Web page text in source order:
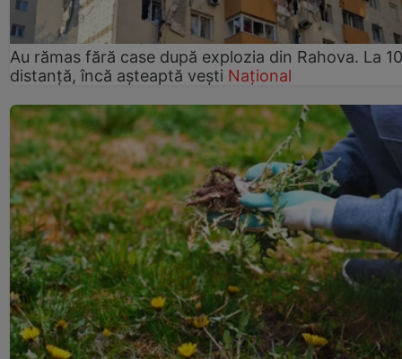
Au rămas fără case după explozia din Rahova. La
distanță, încă așteaptă vești Național